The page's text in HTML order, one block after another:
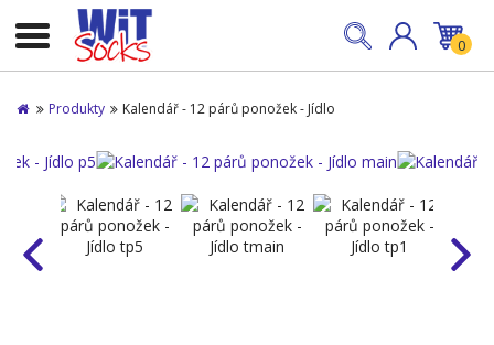
0
Produkty Kalendář - 12 párů ponožek - Jídlo